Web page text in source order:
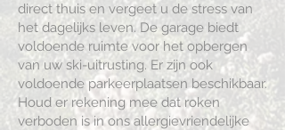
direct thuis en vergeet u de stress van
het dagelijks leven. De garage biedt
voldoende ruimte voor het opbergen
van uw ski-uitrusting. Er zijn ook
voldoende parkeerplaatsen beschikbaar.
Houd er rekening mee dat roken
verboden is in ons allergievriendelijke